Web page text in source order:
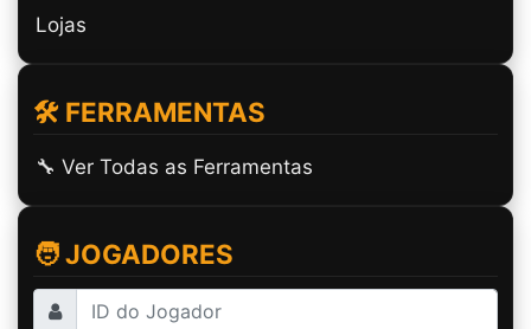
Lojas
🛠️ FERRAMENTAS
🔧 Ver Todas as Ferramentas
🧑 JOGADORES